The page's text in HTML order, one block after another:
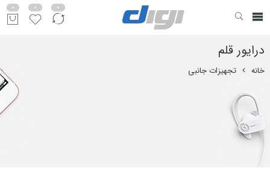
0
0
0
درایور قلم
خانه تجهیزات جانبی